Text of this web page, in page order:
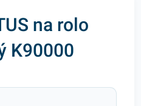
na rolo
K90000